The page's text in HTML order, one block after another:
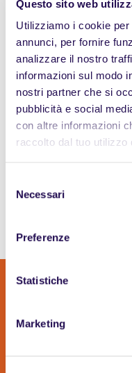
Questo sito web
Utilizziamo i cookie
annunci, per fornire
analizzare il nostro
informazioni sul modo
nostri partner che si
pubblicità e social
con altre informazioni
raccolto dal tuo utilizzo
delNecessari
Preferenze
Statistiche
Marketing
Sei un’azienda?
Scarica